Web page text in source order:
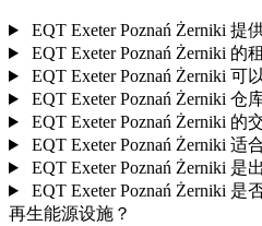
EQT Exeter Poznań Żerniki 提
EQT Exeter Poznań Żerniki 的
EQT Exeter Poznań Żerniki 可
EQT Exeter Poznań Żerniki 仓
EQT Exeter Poznań Żerniki 的
EQT Exeter Poznań Żerniki 适
EQT Exeter Poznań Żerniki 是
EQT Exeter Poznań Żerniki
再生能源设施？